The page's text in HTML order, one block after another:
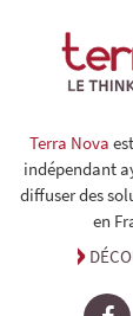
Terra Nova
indépendant
diffuser des
en